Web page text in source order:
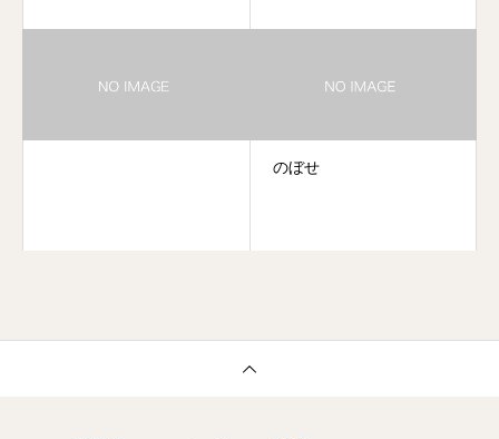
のぼせ